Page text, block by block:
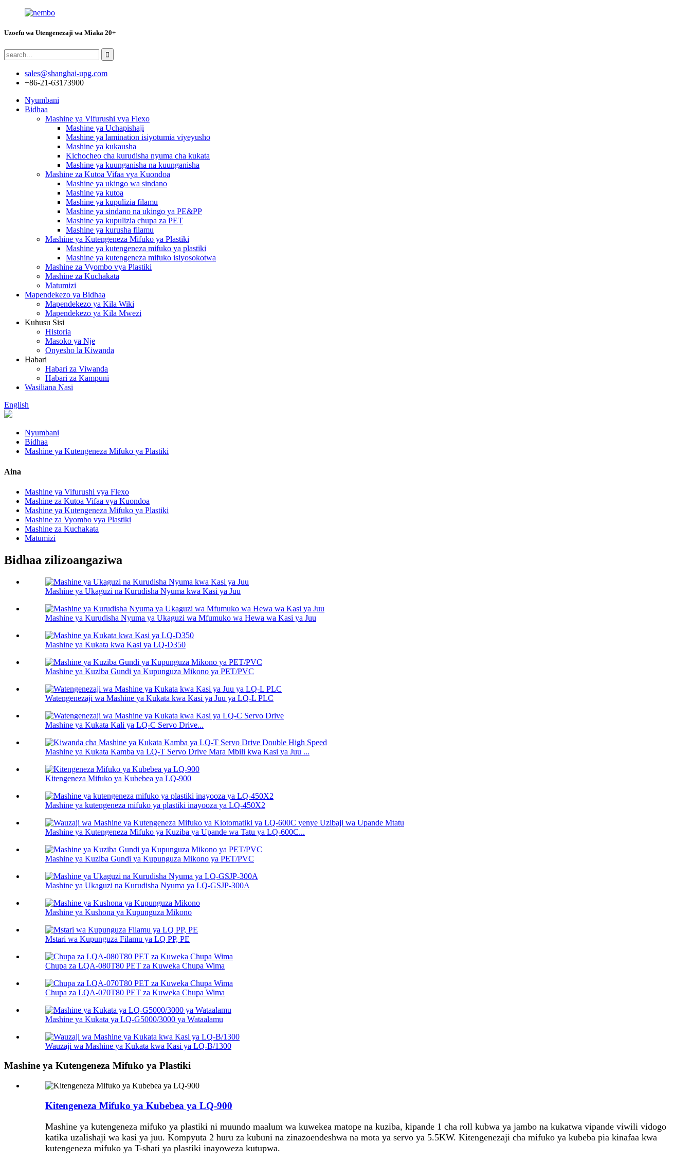
Uzoefu wa Utengenezaji wa Miaka 20+
sales@shanghai-upg.com
+86-21-63173900
Nyumbani
Bidhaa
Mashine ya Vifurushi vya Flexo
Mashine ya Uchapishaji
Mashine ya lamination isiyotumia viyeyusho
Mashine ya kukausha
Kichocheo cha kurudisha nyuma cha kukata
Mashine ya kuunganisha na kuunganisha
Mashine za Kutoa Vifaa vya Kuondoa
Mashine ya ukingo wa sindano
Mashine ya kutoa
Mashine ya kupulizia filamu
Mashine ya sindano na ukingo ya PE&PP
Mashine ya kupulizia chupa za PET
Mashine ya kurusha filamu
Mashine ya Kutengeneza Mifuko ya Plastiki
Mashine ya kutengeneza mifuko ya plastiki
Mashine ya kutengeneza mifuko isiyosokotwa
Mashine za Vyombo vya Plastiki
Mashine za Kuchakata
Matumizi
Mapendekezo ya Bidhaa
Mapendekezo ya Kila Wiki
Mapendekezo ya Kila Mwezi
Kuhusu Sisi
Historia
Masoko ya Nje
Onyesho la Kiwanda
Habari
Habari za Viwanda
Habari za Kampuni
Wasiliana Nasi
English
Nyumbani
Bidhaa
Mashine ya Kutengeneza Mifuko ya Plastiki
Aina
Mashine ya Vifurushi vya Flexo
Mashine za Kutoa Vifaa vya Kuondoa
Mashine ya Kutengeneza Mifuko ya Plastiki
Mashine za Vyombo vya Plastiki
Mashine za Kuchakata
Matumizi
Bidhaa zilizoangaziwa
Mashine ya Ukaguzi na Kurudisha Nyuma kwa Kasi ya Juu
Mashine ya Kurudisha Nyuma ya Ukaguzi wa Mfumuko wa Hewa wa Kasi ya Juu
Mashine ya Kukata kwa Kasi ya LQ-D350
Mashine ya Kuziba Gundi ya Kupunguza Mikono ya PET/PVC
Watengenezaji wa Mashine ya Kukata kwa Kasi ya Juu ya LQ-L PLC
Mashine ya Kukata Kali ya LQ-C Servo Drive...
Mashine ya Kukata Kamba ya LQ-T Servo Drive Mara Mbili kwa Kasi ya Juu ...
Kitengeneza Mifuko ya Kubebea ya LQ-900
Mashine ya kutengeneza mifuko ya plastiki inayooza ya LQ-450X2
Mashine ya Kutengeneza Mifuko ya Kuziba ya Upande wa Tatu ya LQ-600C...
Mashine ya Kuziba Gundi ya Kupunguza Mikono ya PET/PVC
Mashine ya Ukaguzi na Kurudisha Nyuma ya LQ-GSJP-300A
Mashine ya Kushona ya Kupunguza Mikono
Mstari wa Kupunguza Filamu ya LQ PP, PE
Chupa za LQA-080T80 PET za Kuweka Chupa Wima
Chupa za LQA-070T80 PET za Kuweka Chupa Wima
Mashine ya Kukata ya LQ-G5000/3000 ya Wataalamu
Wauzaji wa Mashine ya Kukata kwa Kasi ya LQ-B/1300
Mashine ya Kutengeneza Mifuko ya Plastiki
Kitengeneza Mifuko ya Kubebea ya LQ-900
Mashine ya kutengeneza mifuko ya plastiki ni muundo maalum wa kuwekea matope na kuziba, kipande 1 cha roll kubwa ya jambo na kukatwa vipande viwili vidogo
katika uzalishaji wa kasi ya juu. Kompyuta 2 huru za kubuni na zinazoendeshwa na mota ya servo ya 5.5KW. Kitengenezaji cha mifuko ya kubeba pia kinafaa kwa
kutengeneza mifuko ya T-shati ya plastiki inayoweza kutupwa.